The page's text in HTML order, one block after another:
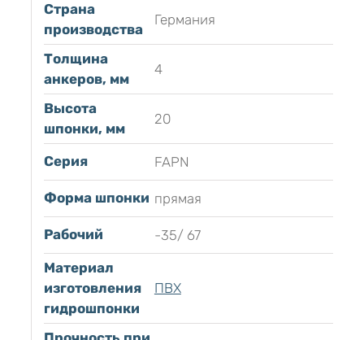
Страна
производства
Германия
Толщина
анкеров, мм
4
Высота
шпонки, мм
20
Серия FAPN
Форма шпонки прямая
Рабочий
-35/ 67
Материал
изготовления
гидрошпонки
ПВХ